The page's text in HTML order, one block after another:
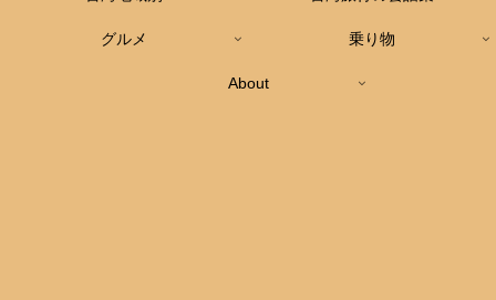
グルメ 乗り物
About